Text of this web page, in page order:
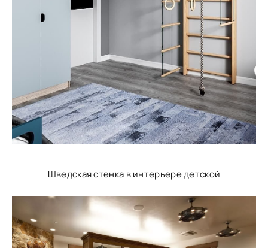
Шведская стенка в интерьере детской